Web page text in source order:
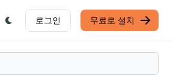
로그인 무료로 설치